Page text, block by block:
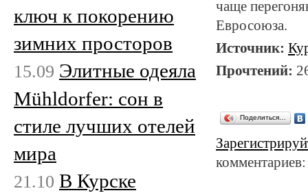
чаще
Евросоюза.
Источник:
Прочтений:
Поделиться…
ключ к покорению
зимних просторов
15.09 Элитные одеяла
Mühldorfer: сон в
стиле лучших отелей
мира
21.10 В Курске